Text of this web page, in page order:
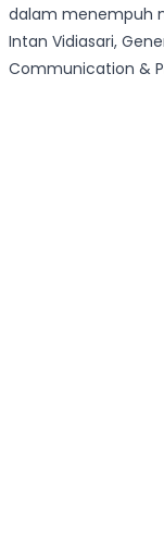
dalam menempuh
Intan Vidiasari,
Communication &